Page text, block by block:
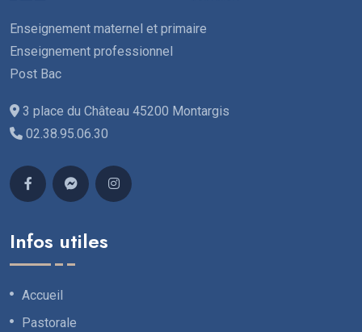
Enseignement maternel et primaire
Enseignement professionnel
Post Bac
3 place du Château 45200 Montargis
02.38.95.06.30
Infos utiles
Accueil
Pastorale